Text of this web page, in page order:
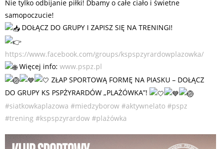
Nie tylko odbijanie piłki! Dbamy o całe ciało i świetne
samopoczucie!
DOŁĄCZ DO GRUPY I ZAPISZ SIĘ NA TRENINGI!
https://www.facebook.com/groups/kspspzyrardowplazowka/
Więcej info: www.pspz.pl
ZŁAP SPORTOWĄ FORMĘ NA PIASKU – DOŁĄCZ
DO GRUPY KS PSPŻYRARDÓW „PLAŻÓWKA”!
#siatkowkaplazowa #miedzyborow #aktywnelato #pspz
#trening #kspspzyrardow #plażówka